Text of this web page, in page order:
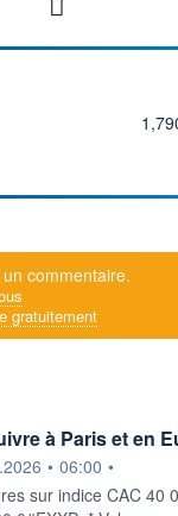
commentaire.
gratuitement
à Paris et en
par • 06:00 •
sur indice CAC 40